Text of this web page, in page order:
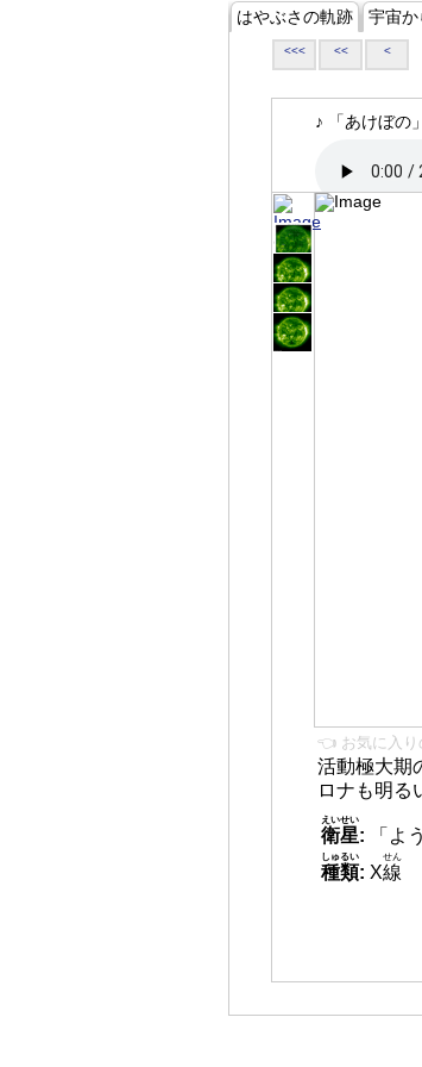
はやぶさの軌跡 宇宙か
<<< << <
♪ 「あけぼの」
👈 お気に入り
活動極大期
ロナも明る
衛星
えいせい
:
「よ
種類
しゅるい
: X線
せん